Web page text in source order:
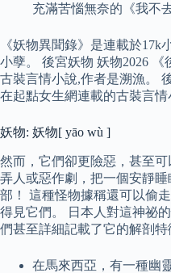
充滿苦惱無奈的《我
《妖物異聞錄》是連載於
小孽。 後宮妖物 妖物2026
古裝言情小說,作者是溯漁。
在起點女生網連載的古裝言情
妖物: 妖物[ yāo wù ]
然而，它們卻更險惡，甚至
弄人或惡作劇，把一個安靜
部！ 這種怪物據稱還可以偷
得見它們。 日本人對這神祕
們甚至詳細記載了它的解剖特
在馬來西亞，有一種幽